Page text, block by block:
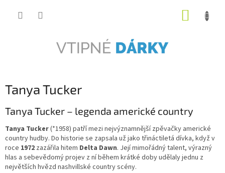
Tanya Tucker
Tanya Tucker – legenda americké country
Tanya Tucker(*1958) patří mezi nejvýznamnější zpěvačky americké
country hudby. Do historie se zapsala už jako třináctiletá dívka, když v
roce 1972 zazářila hitem Delta Dawn. Její mimořádný talent, výrazný
hlas a sebevědomý projev z ní během krátké doby udělaly jednu z
největších hvězd nashvillské country scény.